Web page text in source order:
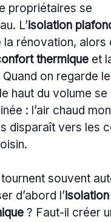
propriétaires se
L’isolation
rénovation, alors
thermique et
on regarde
haut du volume se
: l’air chaud
disparaît vers les
souvent
d’abord l’isolation
? Faut-il créer